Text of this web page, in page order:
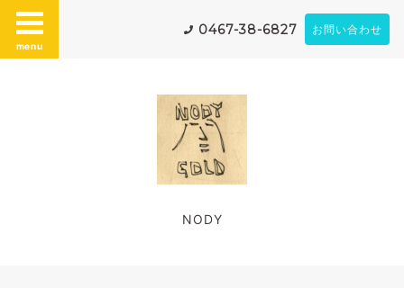
menu
0467-38-6827 お問い合わせ
NODY